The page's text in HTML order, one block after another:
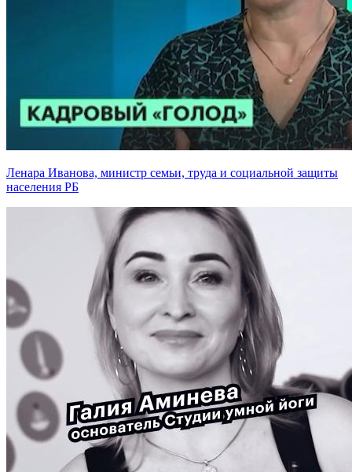
Ленара Иванова, министр семьи, труда и социальной защиты
населения РБ